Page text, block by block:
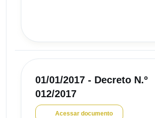
01/01/2017 - Decreto N.º
012/2017
Acessar documento